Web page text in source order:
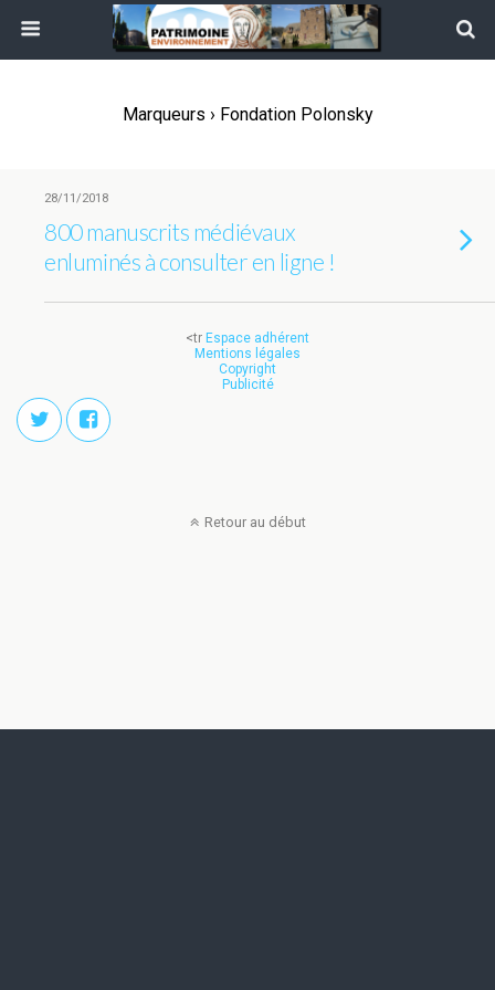
Marqueurs › Fondation Polonsky
28/11/2018
800 manuscrits médiévaux
enluminés à consulter en ligne !
<tr Espace adhérent
Mentions légales
Copyright
Publicité
Retour au début